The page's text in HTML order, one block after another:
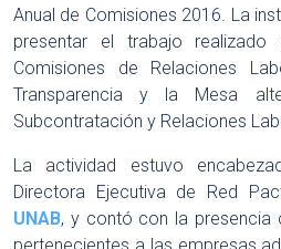
Anual de Comisiones 2016. La
presentar el trabajo
Comisiones de Relaciones
Transparencia y la Mesa
Subcontratación y Relaciones
La actividad estuvo
Directora Ejecutiva de Red
UNAB, y contó con la presencia